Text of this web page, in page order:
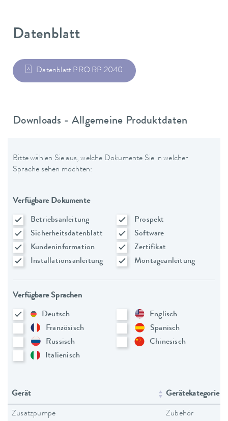
Datenblatt
Datenblatt PRO RP 2040
Downloads - Allgemeine Produktdaten
Bitte wählen Sie aus, welche Dokumente Sie in welcher
Sprache sehen möchten:
Verfügbare Dokumente
Betriebsanleitung
Prospekt
Sicherheitsdatenblatt
Software
Kundeninformation
Zertifikat
Installationsanleitung
Montageanleitung
Verfügbare Sprachen
Deutsch
Englisch
Französisch
Spanisch
Russisch
Chinesisch
Italienisch
Gerät Gerätekategorie
Zusatzpumpe Zubehör